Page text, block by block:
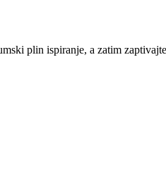
plin ispiranje, a zatim